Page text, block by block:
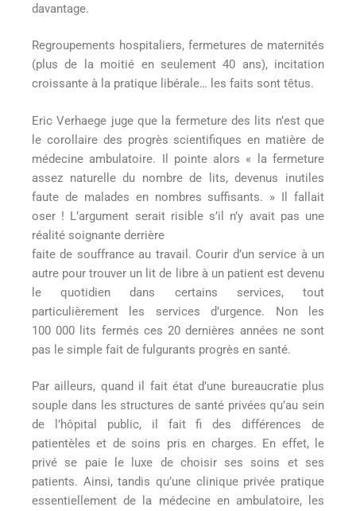
davantage.
Regroupements hospitaliers, fermetures de maternités
(plus de la moitié en seulement 40 ans), incitation
croissante à la pratique libérale… les faits sont têtus.
Eric Verhaege juge que la fermeture des lits n’est que
le corollaire des progrès scientifiques en matière de
médecine ambulatoire. Il pointe alors « la fermeture
assez naturelle du nombre de lits, devenus inutiles
faute de malades en nombres suffisants. » Il fallait
oser ! L’argument serait risible s’il n’y avait pas une
réalité soignante derrière
faite de souffrance au travail. Courir d’un service à un
autre pour trouver un lit de libre à un patient est devenu
le quotidien dans certains services, tout
particulièrement les services d’urgence. Non les
100 000 lits fermés ces 20 dernières années ne sont
pas le simple fait de fulgurants progrès en santé.
Par ailleurs, quand il fait état d’une bureaucratie plus
souple dans les structures de santé privées qu’au sein
de l’hôpital public, il fait fi des différences de
patientèles et de soins pris en charges. En effet, le
privé se paie le luxe de choisir ses soins et ses
patients. Ainsi, tandis qu’une clinique privée pratique
essentiellement de la médecine en ambulatoire, les